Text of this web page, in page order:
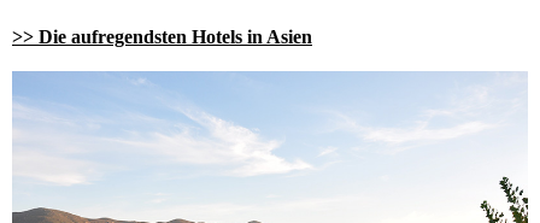
>> Die aufregendsten Hotels in Asien